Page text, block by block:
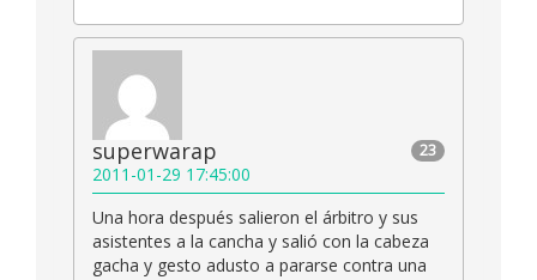
23
superwarap
2011-01-29 17:45:00
Una hora después salieron el árbitro y sus
asistentes a la cancha y salió con la cabeza
gacha y gesto adusto a pararse contra una